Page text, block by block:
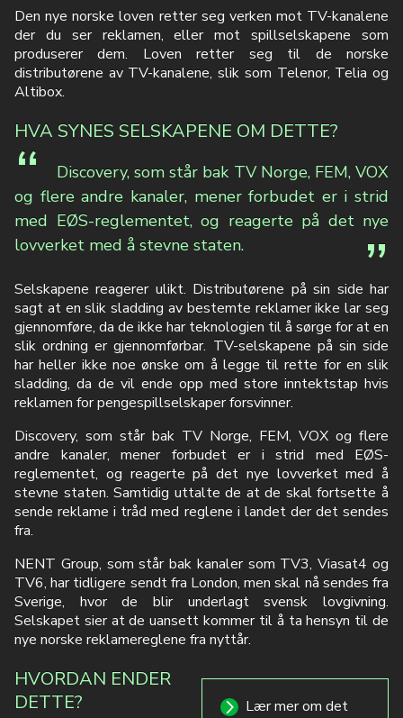
Den nye norske loven retter seg verken mot TV-kanalene
der du ser reklamen, eller mot spillselskapene som
produserer dem. Loven retter seg til de norske
distributørene av TV-kanalene, slik som Telenor, Telia og
Altibox.
HVA SYNES SELSKAPENE OM DETTE?
Discovery, som står bak TV Norge, FEM, VOX
og flere andre kanaler, mener forbudet er i strid
med EØS-reglementet, og reagerte på det nye
lovverket med å stevne staten.
Selskapene reagerer ulikt. Distributørene på sin side har
sagt at en slik sladding av bestemte reklamer ikke lar seg
gjennomføre, da de ikke har teknologien til å sørge for at en
slik ordning er gjennomførbar. TV-selskapene på sin side
har heller ikke noe ønske om å legge til rette for en slik
sladding, da de vil ende opp med store inntektstap hvis
reklamen for pengespillselskaper forsvinner.
Discovery, som står bak TV Norge, FEM, VOX og flere
andre kanaler, mener forbudet er i strid med EØS-
reglementet, og reagerte på det nye lovverket med å
stevne staten. Samtidig uttalte de at de skal fortsette å
sende reklame i tråd med reglene i landet der det sendes
fra.
NENT Group, som står bak kanaler som TV3, Viasat4 og
TV6, har tidligere sendt fra London, men skal nå sendes fra
Sverige, hvor de blir underlagt svensk lovgivning.
Selskapet sier at de uansett kommer til å ta hensyn til de
nye norske reklamereglene fra nyttår.
Lær mer om det
HVORDAN ENDER
DETTE?